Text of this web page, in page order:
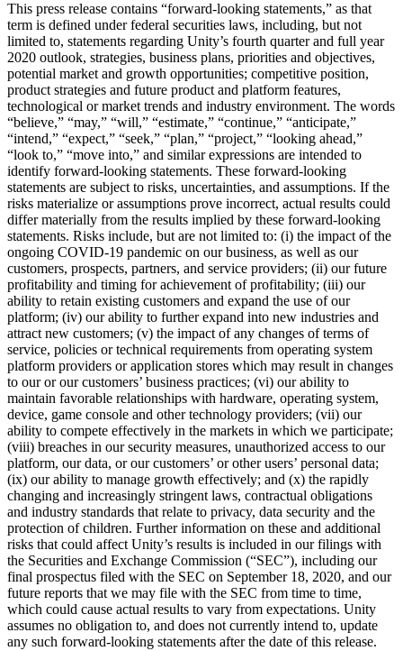
This press release contains “forward-looking statements,” as that
term is defined under federal securities laws, including, but not
limited to, statements regarding Unity’s fourth quarter and full year
2020 outlook, strategies, business plans, priorities and objectives,
potential market and growth opportunities; competitive position,
product strategies and future product and platform features,
technological or market trends and industry environment. The words
“believe,” “may,” “will,” “estimate,” “continue,” “anticipate,”
“intend,” “expect,” “seek,” “plan,” “project,” “looking ahead,”
“look to,” “move into,” and similar expressions are intended to
identify forward-looking statements. These forward-looking
statements are subject to risks, uncertainties, and assumptions. If the
risks materialize or assumptions prove incorrect, actual results could
differ materially from the results implied by these forward-looking
statements. Risks include, but are not limited to: (i) the impact of the
ongoing COVID-19 pandemic on our business, as well as our
customers, prospects, partners, and service providers; (ii) our future
profitability and timing for achievement of profitability; (iii) our
ability to retain existing customers and expand the use of our
platform; (iv) our ability to further expand into new industries and
attract new customers; (v) the impact of any changes of terms of
service, policies or technical requirements from operating system
platform providers or application stores which may result in changes
to our or our customers’ business practices; (vi) our ability to
maintain favorable relationships with hardware, operating system,
device, game console and other technology providers; (vii) our
ability to compete effectively in the markets in which we participate;
(viii) breaches in our security measures, unauthorized access to our
platform, our data, or our customers’ or other users’ personal data;
(ix) our ability to manage growth effectively; and (x) the rapidly
changing and increasingly stringent laws, contractual obligations
and industry standards that relate to privacy, data security and the
protection of children. Further information on these and additional
risks that could affect Unity’s results is included in our filings with
the Securities and Exchange Commission (“SEC”), including our
final prospectus filed with the SEC on September 18, 2020, and our
future reports that we may file with the SEC from time to time,
which could cause actual results to vary from expectations. Unity
assumes no obligation to, and does not currently intend to, update
any such forward-looking statements after the date of this release.